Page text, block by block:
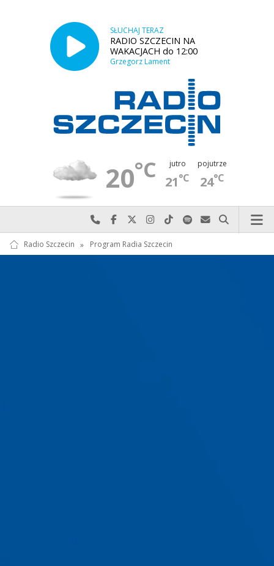
SŁUCHAJ TERAZ
RADIO SZCZECIN NA
WAKACJACH do 12:00
Grzegorz Lament
20°C jutro
21°C
pojutrze
24°C
Najlepiej po prostu do nas zadzwoń
Odwiedź nas na Facebook-u
Odwiedź nas na X
Odwiedź nas na Instagram-ie
Odwiedź nas na TikTok-u
Szukaj nas na Spotify
Wyślij do nas
Szukaj
Radio Szczecin » Program Radia Szczecin